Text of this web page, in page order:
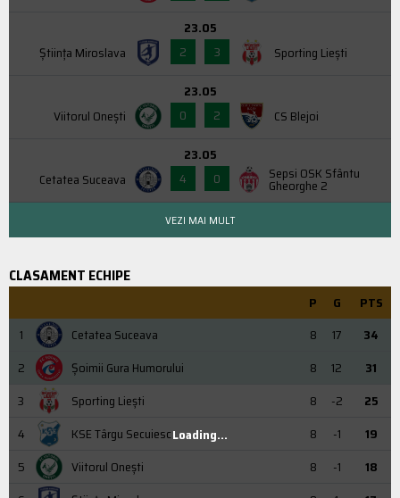
Știința Miroslava
23.05
2
3 Sporting Liești
Viitorul Onești
23.05
0
2 CS Blejoi
Cetatea Suceava
23.05
4
0 Sepsi OSK Sfântu
Gheorghe 2
VEZI MAI MULT
CLASAMENT ECHIPE
P G
PTS
1
Cetatea Suceava 8 17
34
2
Şoimii Gura Humorului 8 12
31
3
Sporting Liești 8 -2
25
4
KSE Târgu Secuiesc 8 -1
19
5
Viitorul Onești 8 -1
18
Loading...